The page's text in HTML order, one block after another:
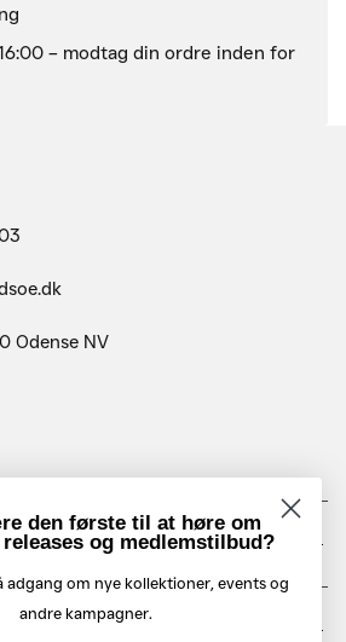
– modtag din ordre inden for
Odense NV
den første til at høre om
og medlemstilbud?
adgang om nye kollektioner, events og
andre kampagner.